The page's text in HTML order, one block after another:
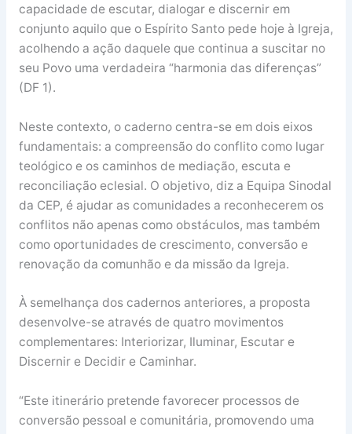
capacidade de escutar, dialogar e discernir em
conjunto aquilo que o Espírito Santo pede hoje à Igreja,
acolhendo a ação daquele que continua a suscitar no
seu Povo uma verdadeira “harmonia das diferenças”
(DF 1).
Neste contexto, o caderno centra-se em dois eixos
fundamentais: a compreensão do conflito como lugar
teológico e os caminhos de mediação, escuta e
reconciliação eclesial. O objetivo, diz a Equipa Sinodal
da CEP, é ajudar as comunidades a reconhecerem os
conflitos não apenas como obstáculos, mas também
como oportunidades de crescimento, conversão e
renovação da comunhão e da missão da Igreja.
À semelhança dos cadernos anteriores, a proposta
desenvolve-se através de quatro movimentos
complementares: Interiorizar, Iluminar, Escutar e
Discernir e Decidir e Caminhar.
“Este itinerário pretende favorecer processos de
conversão pessoal e comunitária, promovendo uma